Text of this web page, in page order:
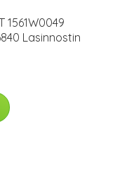
1561W0049
Lasinnostin